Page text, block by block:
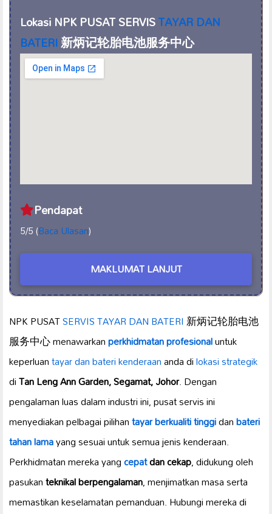
Lokasi NPK PUSAT SERVISTAYAR DAN
BATERI新炳记轮胎电池服务中心
Pendapat
5/5 (Baca Ulasan)
MAKLUMAT LANJUT
NPK PUSATSERVIS TAYAR DAN BATERI新炳记轮胎电池
服务中心 menawarkanperkhidmatan profesionaluntuk
keperluantayar danbateri kenderaananda dilokasi strategik
diTan Leng Ann Garden, Segamat, Johor. Dengan
pengalaman luas dalam industri ini, pusat servis ini
menyediakan pelbagai pilihantayar berkualiti tinggidanbateri
tahan lamayang sesuai untuk semua jenis kenderaan.
Perkhidmatan mereka yangcepatdan cekap, didukung oleh
pasukanteknikal berpengalaman, menjimatkan masa serta
memastikan keselamatan pemanduan. Hubungi mereka di